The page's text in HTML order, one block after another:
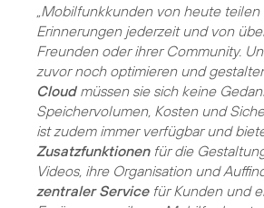
„Mobilfunkkunden von heute
Erinnerungen jederzeit und von
Freunden oder ihrer Community.
zuvor noch optimieren und
Cloudmüssen sie sich keine
Speichervolumen, Kosten und
ist zudem immer verfügbar und
Zusatzfunktionenfür die
Videos, ihre Organisation und
zentraler Servicefür Kunden und